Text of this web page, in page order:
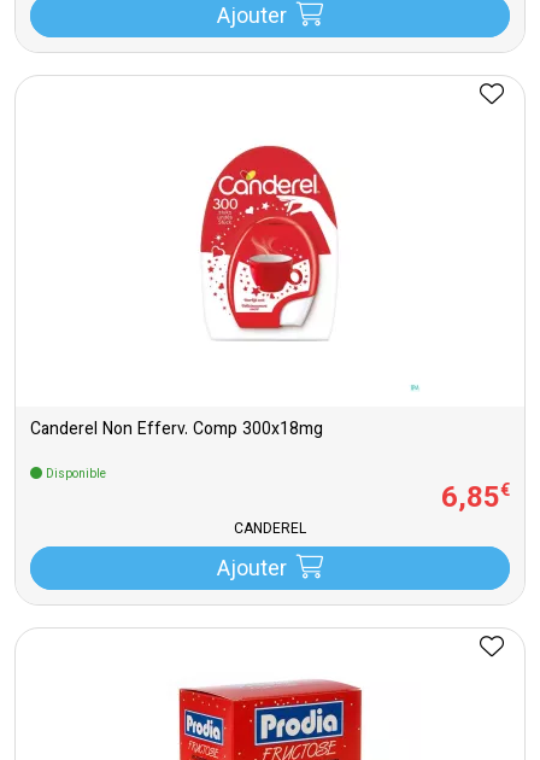
Ajouter
Canderel Non Efferv. Comp 300x18mg
Disponible
6,85€
CANDEREL
Ajouter